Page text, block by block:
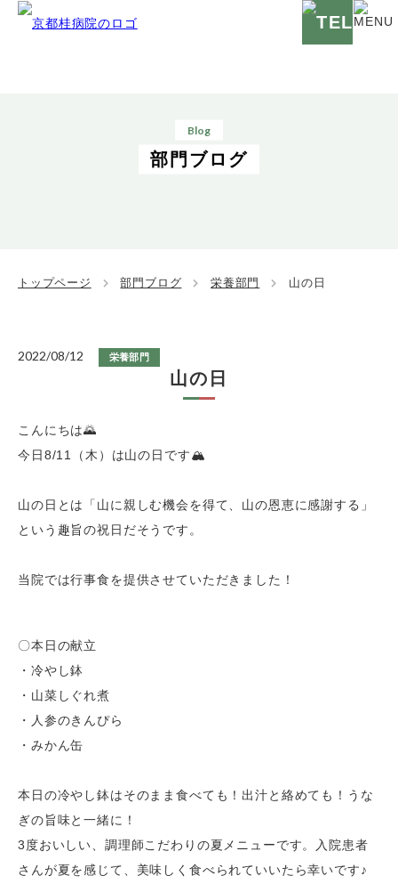
Blog
部門ブログ
トップページ 部門ブログ 栄養部門 山の日
2022/08/12 栄養部門
山の日
こんにちは🌄
今日8/11（木）は山の日です🏔
山の日とは「山に親しむ機会を得て、山の恩恵に感謝する」
という趣旨の祝日だそうです。
当院では行事食を提供させていただきました！
〇本日の献立
・冷やし鉢
・山菜しぐれ煮
・人参のきんぴら
・みかん缶
本日の冷やし鉢はそのまま食べても！出汁と絡めても！うな
ぎの旨味と一緒に！
3度おいしい、調理師こだわりの夏メニューです。入院患者
さんが夏を感じて、美味しく食べられていいたら幸いです♪